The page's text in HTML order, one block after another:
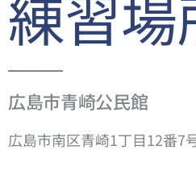
練習場
広島市青崎公民館
広島市南区青崎1丁目12番7